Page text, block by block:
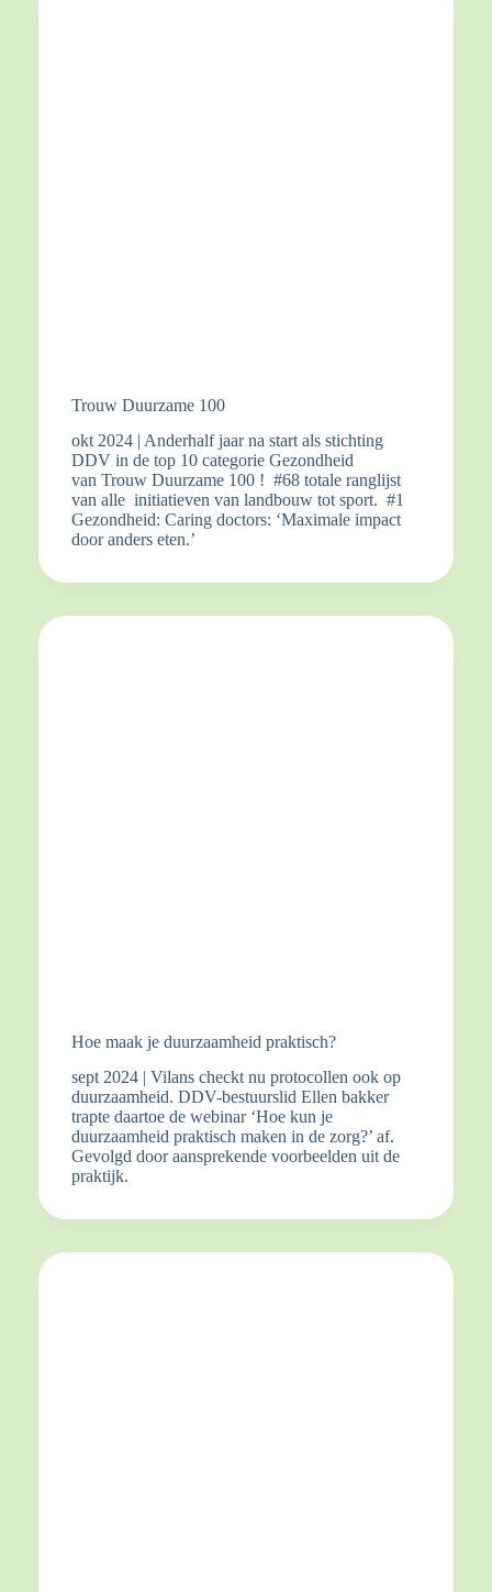
Trouw Duurzame 100
okt 2024 | Anderhalf jaar na start als stichting
DDV in de top 10 categorie Gezondheid
van Trouw Duurzame 100 ! #68 totale ranglijst
van alle initiatieven van landbouw tot sport. #1
Gezondheid: Caring doctors: ‘Maximale impact
door anders eten.’
Hoe maak je duurzaamheid praktisch?
sept 2024 | Vilans checkt nu protocollen ook op
duurzaamheid. DDV-bestuurslid Ellen bakker
trapte daartoe de webinar ‘Hoe kun je
duurzaamheid praktisch maken in de zorg?’ af.
Gevolgd door aansprekende voorbeelden uit de
praktijk.